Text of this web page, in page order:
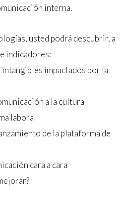
interna.
usted podrá descubrir, a
indicadores:
impactados por la
a la cultura
laboral
de la plataforma de
cara a cara